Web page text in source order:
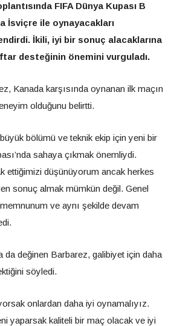
FIFA Dünya Kupası B
İsviçre ile oynayacakları
İkili, iyi bir sonuç alacaklarına
desteğinin önemini vurguladı.
Kanada karşısında oynanan ilk maçın
olduğunu belirtti.
bölümü ve teknik ekip için yeni bir
sahaya çıkmak önemliydi.
ettiğimizi düşünüyorum ancak herkes
sonuç almak mümkün değil. Genel
ve aynı şekilde devam
da değinen Barbarez, galibiyet için daha
söyledi.
onlardan daha iyi oynamalıyız.
yaparsak kaliteli bir maç olacak ve iyi